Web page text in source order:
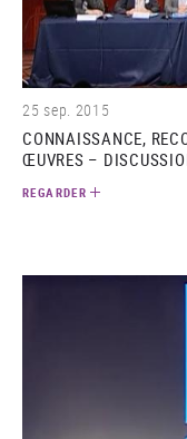
25 sep. 2015
CONNAISSANCE,
ŒUVRES –
REGARDER